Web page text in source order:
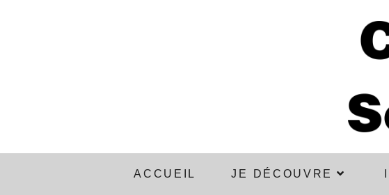
ACCUEIL JE DÉCOUVRE